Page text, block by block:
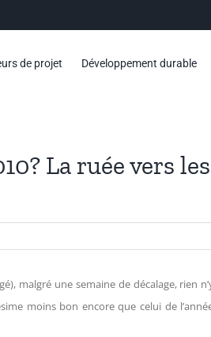
de projet Développement durable
La ruée vers les
malgré une semaine de décalage, rien
moins bon encore que celui de